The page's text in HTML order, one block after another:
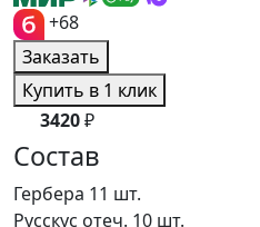
+68
Заказать
Купить в 1 клик
3420₽
Состав
Гербера 11 шт.
Русскус отеч. 10 шт.